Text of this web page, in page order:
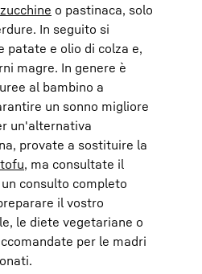
zucchine o pastinaca, solo
In seguito si
patate e olio di colza e,
magre. In genere è
al bambino a
un sonno migliore
un'alternativa
provate a sostituire la
tofu, ma consultate il
consulto completo
il vostro
le diete vegetariane o
per le madri